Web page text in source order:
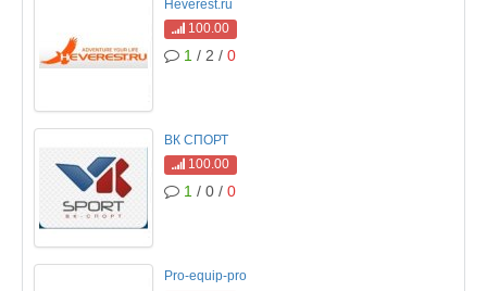
Heverest.ru
100.00
1 / 2 / 0
ВК СПОРТ
100.00
1 / 0 / 0
Pro-equip-pro